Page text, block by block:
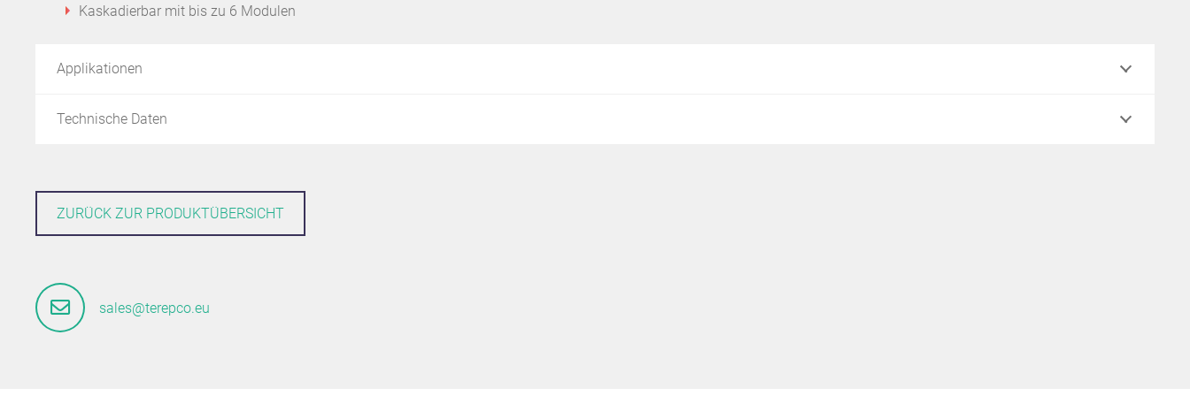
Kaskadierbar mit bis zu 6 Modulen
Applikationen
Technische Daten
ZURÜCK ZUR PRODUKTÜBERSICHT
sales@terepco.eu